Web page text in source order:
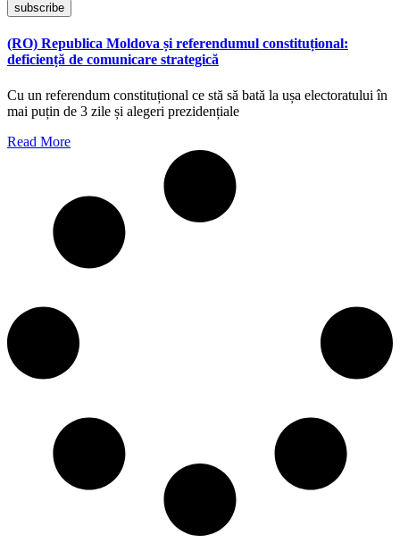
subscribe
(RO) Republica Moldova și referendumul constituțional:
deficiență de comunicare strategică
Cu un referendum constituțional ce stă să bată la ușa electoratului în
mai puțin de 3 zile și alegeri prezidențiale
Read More